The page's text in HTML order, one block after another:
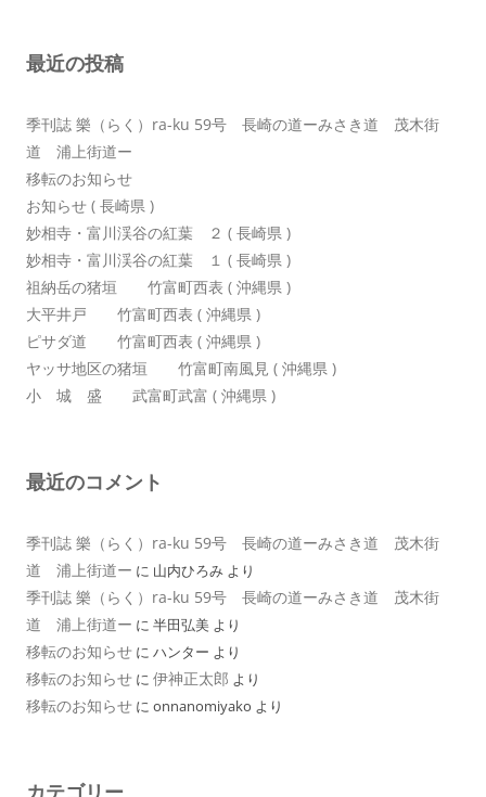
ン
最近の投稿
季刊誌 樂（らく）ra-ku 59号 長崎の道ーみさき道 茂木街
道 浦上街道ー
移転のお知らせ
お知らせ ( 長崎県 )
妙相寺・富川渓谷の紅葉 ２ ( 長崎県 )
妙相寺・富川渓谷の紅葉 １ ( 長崎県 )
祖納岳の猪垣 竹富町西表 ( 沖縄県 )
大平井戸 竹富町西表 ( 沖縄県 )
ピサダ道 竹富町西表 ( 沖縄県 )
ヤッサ地区の猪垣 竹富町南風見 ( 沖縄県 )
小 城 盛 武富町武富 ( 沖縄県 )
最近のコメント
季刊誌 樂（らく）ra-ku 59号 長崎の道ーみさき道 茂木街
道 浦上街道ー に 山内ひろみ より
季刊誌 樂（らく）ra-ku 59号 長崎の道ーみさき道 茂木街
道 浦上街道ー に 半田弘美 より
移転のお知らせ に ハンター より
移転のお知らせ に 伊神正太郎 より
移転のお知らせ に onnanomiyako より
カテゴリー